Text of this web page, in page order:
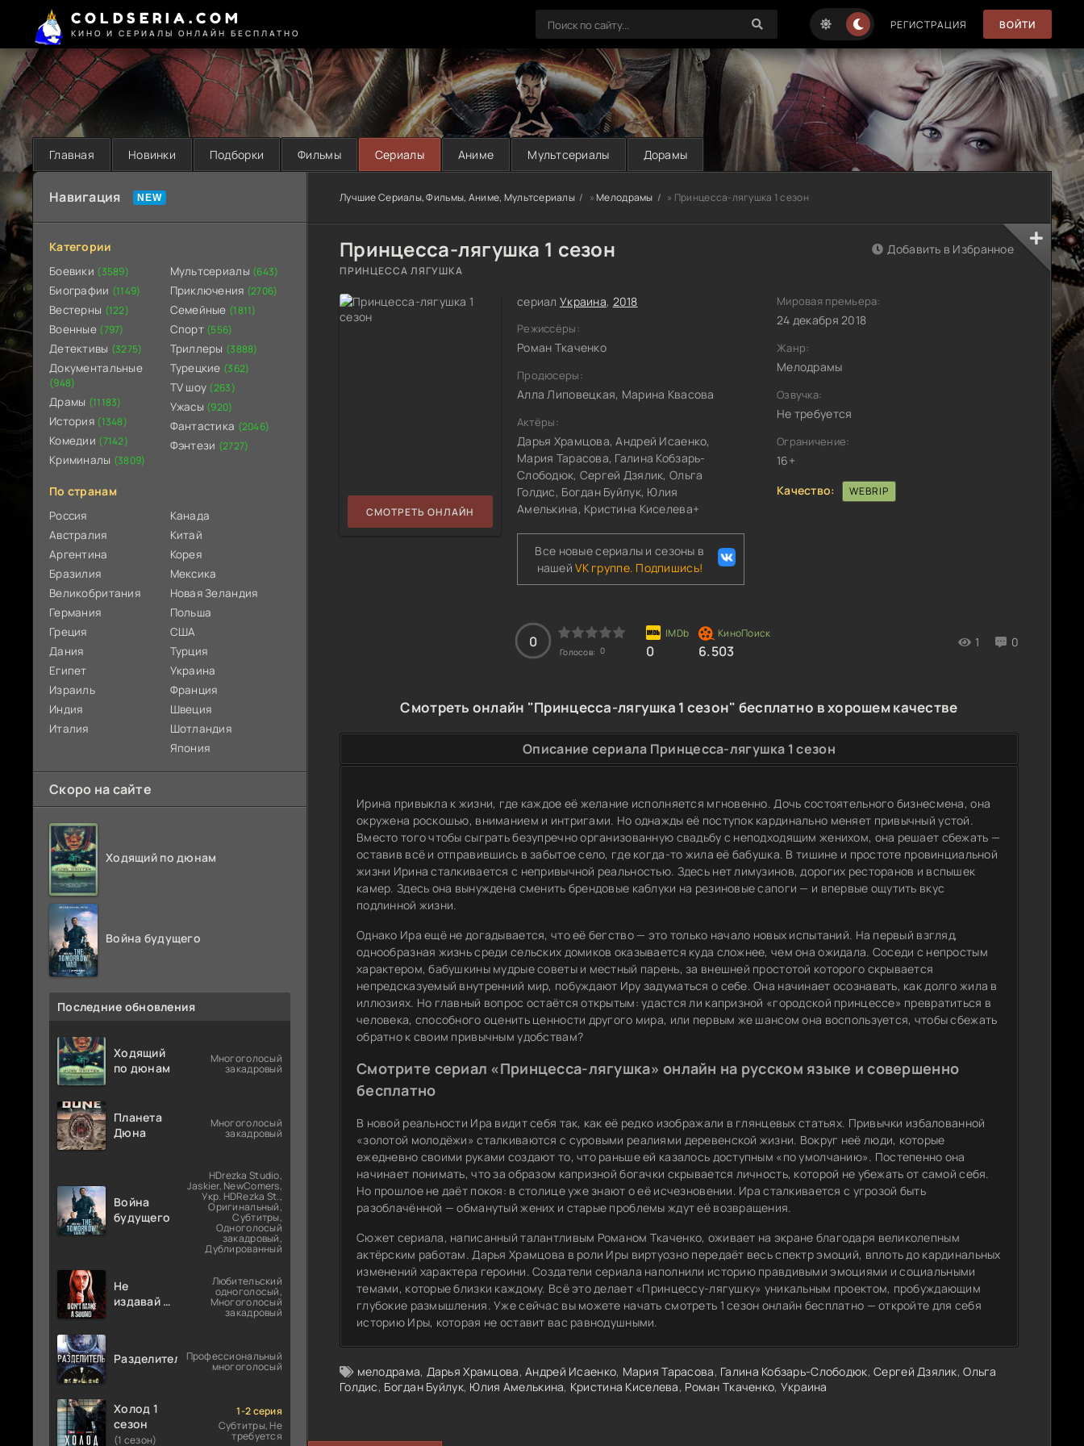
COLDSERIA.COM
КИНО И СЕРИАЛЫ ОНЛАЙН БЕСПЛАТНО
РЕГИСТРАЦИЯ ВОЙТИ
Главная Новинки Подборки Фильмы Сериалы Аниме Мультсериалы Дорамы
Навигация
Категории
Боевики (3589)
Биографии (1149)
Вестерны (122)
Военные (797)
Детективы (3275)
Документальные
(948)
Драмы (11183)
История (1348)
Комедии (7142)
Криминалы (3809)
Мультсериалы (643)
Приключения (2706)
Семейные (1811)
Спорт (556)
Триллеры (3888)
Турецкие (362)
TV шоу (263)
Ужасы (920)
Фантастика (2046)
Фэнтези (2727)
По странам
Россия
Австралия
Аргентина
Бразилия
Великобритания
Германия
Греция
Дания
Египет
Израиль
Индия
Италия
Канада
Китай
Корея
Мексика
Новая Зеландия
Польша
США
Турция
Украина
Франция
Швеция
Шотландия
Япония
Скоро на сайте
Ходящий по дюнам
Война будущего
Последние обновления
Ходящий
по дюнам
Многоголосый
закадровый
Планета
Дюна
Многоголосый
закадровый
Война
будущего
HDrezka Studio,
Jaskier, NewComers,
Укр. HDRezka St.,
Оригинальный,
Субтитры,
Одноголосый
закадровый,
Дублированный
Не
издавай ни
Любительский
одноголосый,
Многоголосый
закадровый
РазделительПрофессиональный
многоголосый
Холод 1
сезон
(1 сезон)
1-2 серия
Субтитры, Не
требуется
Лучшие Сериалы, Фильмы, Аниме, Мультсериалы »Мелодрамы » Принцесса-лягушка 1 сезон
Принцесса-лягушка 1 сезон
ПРИНЦЕССА ЛЯГУШКА
СМОТРЕТЬ ОНЛАЙН
сериал Украина, 2018
Режиссёры:
Роман Ткаченко
Продюсеры:
Алла Липовецкая, Марина Квасова
Актёры:
Дарья Храмцова, Андрей Исаенко,
Мария Тарасова, Галина Кобзарь-
Слободюк, Сергей Дзялик, Ольга
Голдис, Богдан Буйлук, Юлия
Амелькина, Кристина Киселева+
Все новые сериалы и сезоны в
нашейVK группе. Подпишись!
0
Голосов: 0 0 6.503
1 0
Добавить в Избранное
Мировая премьера:
24 декабря 2018
Жанр:
Мелодрамы
Озвучка:
Не требуется
Ограничение:
16+
Качество:
WEBRIP
Смотреть онлайн "Принцесса-лягушка 1 сезон" бесплатно в хорошем качестве
Описание сериала Принцесса-лягушка 1 сезон
Ирина привыкла к жизни, где каждое её желание исполняется мгновенно. Дочь состоятельного бизнесмена, она
окружена роскошью, вниманием и интригами. Но однажды её поступок кардинально меняет привычный устой.
Вместо того чтобы сыграть безупречно организованную свадьбу с неподходящим женихом, она решает сбежать —
оставив всё и отправившись в забытое село, где когда-то жила её бабушка. В тишине и простоте провинциальной
жизни Ирина сталкивается с непривычной реальностью. Здесь нет лимузинов, дорогих ресторанов и вспышек
камер. Здесь она вынуждена сменить брендовые каблуки на резиновые сапоги — и впервые ощутить вкус
подлинной жизни.
Однако Ира ещё не догадывается, что её бегство — это только начало новых испытаний. На первый взгляд,
однообразная жизнь среди сельских домиков оказывается куда сложнее, чем она ожидала. Соседи с непростым
характером, бабушкины мудрые советы и местный парень, за внешней простотой которого скрывается
непредсказуемый внутренний мир, побуждают Иру задуматься о себе. Она начинает осознавать, как долго жила в
иллюзиях. Но главный вопрос остаётся открытым: удастся ли капризной «городской принцессе» превратиться в
человека, способного оценить ценности другого мира, или первым же шансом она воспользуется, чтобы сбежать
обратно к своим привычным удобствам?
Смотрите сериал «Принцесса-лягушка» онлайн на русском языке и совершенно
бесплатно
В новой реальности Ира видит себя так, как её редко изображали в глянцевых статьях. Привычки избалованной
«золотой молодёжи» сталкиваются с суровыми реалиями деревенской жизни. Вокруг неё люди, которые
ежедневно своими руками создают то, что раньше ей казалось доступным «по умолчанию». Постепенно она
начинает понимать, что за образом капризной богачки скрывается личность, которой не убежать от самой себя.
Но прошлое не даёт покоя: в столице уже знают о её исчезновении. Ира сталкивается с угрозой быть
разоблачённой — обманутый жених и старые проблемы ждут её возвращения.
Сюжет сериала, написанный талантливым Романом Ткаченко, оживает на экране благодаря великолепным
актёрским работам. Дарья Храмцова в роли Иры виртуозно передаёт весь спектр эмоций, вплоть до кардинальных
изменений характера героини. Создатели сериала наполнили историю правдивыми эмоциями и социальными
темами, которые близки каждому. Всё это делает «Принцессу-лягушку» уникальным проектом, пробуждающим
глубокие размышления. Уже сейчас вы можете начать смотреть 1 сезон онлайн бесплатно — откройте для себя
историю Иры, которая не оставит вас равнодушными.
мелодрама, Дарья Храмцова,Андрей Исаенко, Мария Тарасова, Галина Кобзарь-Слободюк,Сергей Дзялик,Ольга
Голдис, Богдан Буйлук, Юлия Амелькина, Кристина Киселева, Роман Ткаченко, Украина